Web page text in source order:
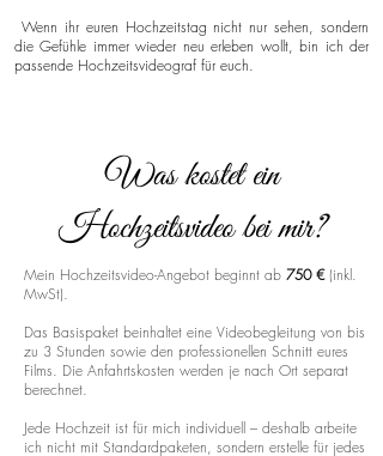
Wenn ihr euren Hochzeitstag nicht nur sehen, sondern
die Gefühle immer wieder neu erleben wollt, bin ich der
passende Hochzeitsvideograf für euch.
Was kostet ein
Hochzeitsvideo bei mir?
Mein Hochzeitsvideo-Angebot beginnt ab 750 € (inkl.
MwSt).
Das Basispaket beinhaltet eine Videobegleitung von bis
zu 3 Stunden sowie den professionellen Schnitt eures
Films. Die Anfahrtskosten werden je nach Ort separat
berechnet.
Jede Hochzeit ist für mich individuell – deshalb arbeite
ich nicht mit Standardpaketen, sondern erstelle für jedes